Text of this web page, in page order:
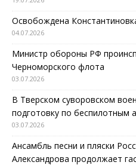
Освобождена
04.07.2026
Министр обороны РФ
Черноморского флота
03.07.2026
В Тверском суворовском
подготовку по беспилотным
03.07.2026
Ансамбль песни и пляски
Александрова продолжает